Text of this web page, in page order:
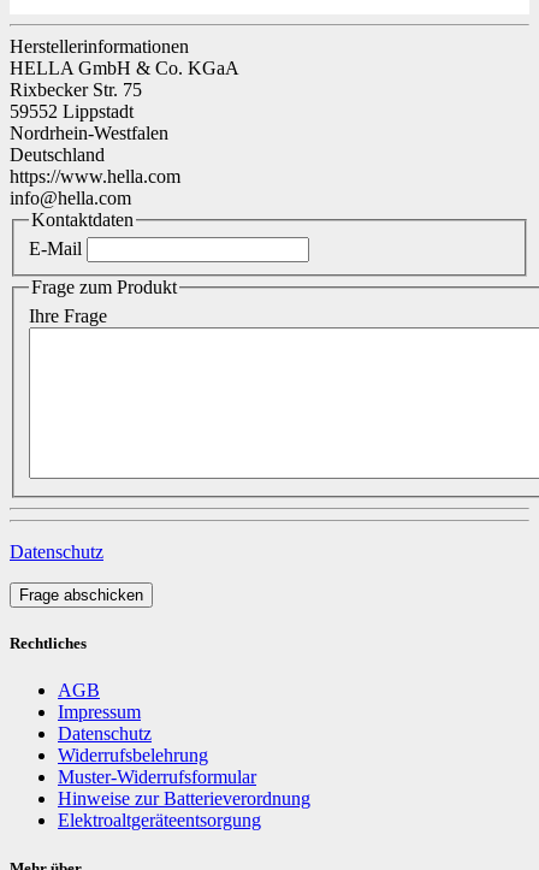
Herstellerinformationen
HELLA GmbH & Co. KGaA
Rixbecker Str. 75
59552 Lippstadt
Nordrhein-Westfalen
Deutschland
https://www.hella.com
info@hella.com
Kontaktdaten
E-Mail
Frage zum Produkt
Ihre Frage
Datenschutz
Frage abschicken
Rechtliches
AGB
Impressum
Datenschutz
Widerrufsbelehrung
Muster-Widerrufsformular
Hinweise zur Batterieverordnung
Elektroaltgeräteentsorgung